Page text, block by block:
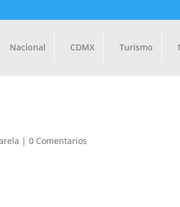
Nacional CDMX Turismo
|0 Comentarios